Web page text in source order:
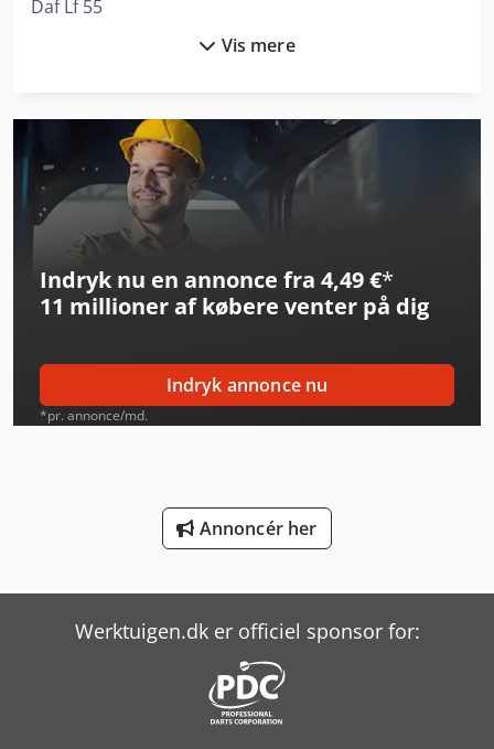
Daf Lf 55
Felder G 380
Felder G 480
Felder K 700 S
Flott Bsm 75
Graule Akf 4/250
Graule Akf 6/250
Graule As 450
Haas Vf-5/40
Index Ms22-6
Vis mere
Indryk nu en annonce fra 4,49 €*
11 millioner af købere venter på dig
Indryk annonce nu
*pr. annonce/md.
Annoncér her
Werktuigen.dk er officiel sponsor for: